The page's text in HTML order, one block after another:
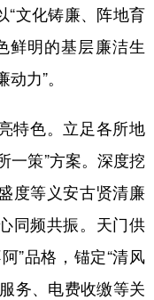
融 汽车
化
尚 悦读
网 上市公司
“文化铸廉、阵地育
鲜明的基层廉洁生
力”。
色。立足各所地
一策”方案。深度挖
度等义安古贤清廉
同频共振。天门供
”品格，锚定“清风
务、电费收缴等关